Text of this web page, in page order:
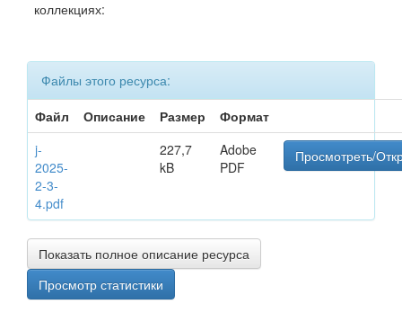
коллекциях:
Файлы этого ресурса:
Файл
Описание Размер
Формат
j-
2025-
2-3-
4.pdf
227,7
kB
Adobe
PDF
Просмотреть/
Показать полное описание ресурса
Просмотр статистики